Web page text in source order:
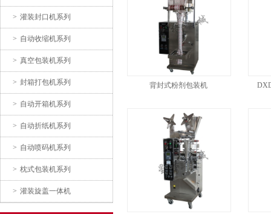
> 灌装封口机系列
> 自动收缩机系列
> 真空包装机系列
> 封箱打包机系列
> 自动开箱机系列
> 自动折纸机系列
> 自动喷码机系列
> 枕式包装机系列
> 灌装旋盖一体机
给袋式包装机
深孔板灌装生产线
背封式粉剂包装机